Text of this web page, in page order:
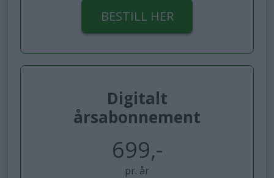
BESTILL HER
Digitalt
årsabonnement
699,-
pr. år